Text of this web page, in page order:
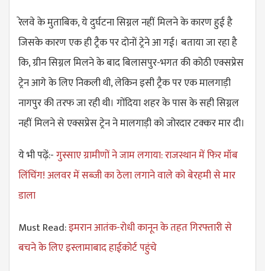
रेलवे के मुताबिक, ये दुर्घटना सिग्नल नहीं मिलने के कारण हुई है
जिसके कारण एक ही ट्रैक पर दोनों ट्रेने आ गई। बताया जा रहा है
कि, ग्रीन सिग्नल मिलने के बाद बिलासपुर-भगत की कोठी एक्सप्रेस
ट्रेन आगे के लिए निकली थी, लेकिन इसी ट्रैक पर एक मालगाड़ी
नागपुर की तरफ जा रही थी। गोंदिया शहर के पास के सही सिग्नल
नहीं मिलने से एक्सप्रेस ट्रेन ने मालगाड़ी को जोरदार टक्कर मार दी।
ये भी पढ़ें:-गुस्साए ग्रामीणों ने जाम लगाया: राजस्थान में फिर मॉब
लिंचिंग! अलवर में सब्जी का ठेला लगाने वाले को बेरहमी से मार
डाला
Must Read:इमरान आतंक-रोधी कानून के तहत गिरफ्तारी से
बचने के लिए इस्लामाबाद हाईकोर्ट पहुंचे